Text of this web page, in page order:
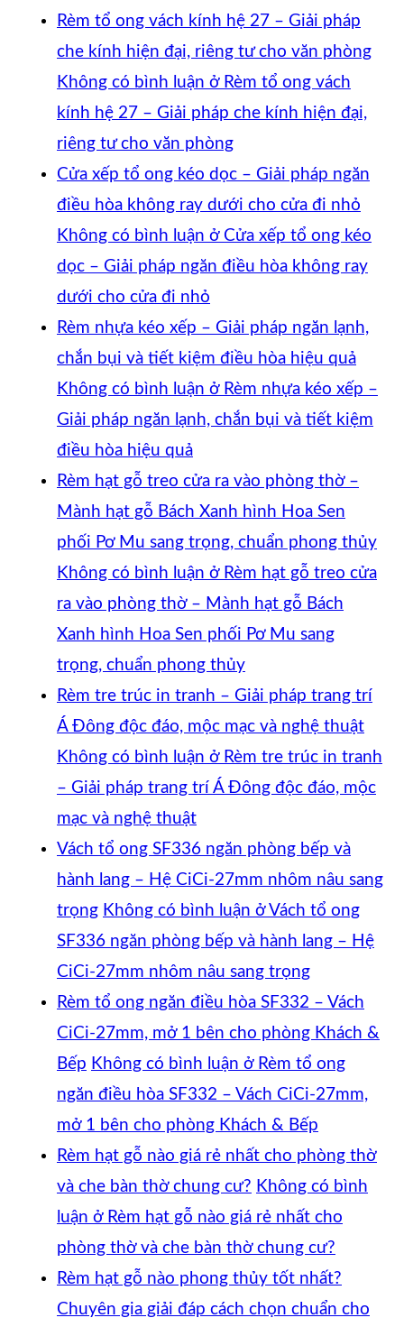
Rèm tổ ong vách kính hệ 27 – Giải pháp
che kính hiện đại, riêng tư cho văn phòng
Không có bình luận ở Rèm tổ ong vách
kính hệ 27 – Giải pháp che kính hiện đại,
riêng tư cho văn phòng
Cửa xếp tổ ong kéo dọc – Giải pháp ngăn
điều hòa không ray dưới cho cửa đi nhỏ
Không có bình luận ở Cửa xếp tổ ong kéo
dọc – Giải pháp ngăn điều hòa không ray
dưới cho cửa đi nhỏ
Rèm nhựa kéo xếp – Giải pháp ngăn lạnh,
chắn bụi và tiết kiệm điều hòa hiệu quả
Không có bình luận ở Rèm nhựa kéo xếp –
Giải pháp ngăn lạnh, chắn bụi và tiết kiệm
điều hòa hiệu quả
Rèm hạt gỗ treo cửa ra vào phòng thờ –
Mành hạt gỗ Bách Xanh hình Hoa Sen
phối Pơ Mu sang trọng, chuẩn phong thủy
Không có bình luận ở Rèm hạt gỗ treo cửa
ra vào phòng thờ – Mành hạt gỗ Bách
Xanh hình Hoa Sen phối Pơ Mu sang
trọng, chuẩn phong thủy
Rèm tre trúc in tranh – Giải pháp trang trí
Á Đông độc đáo, mộc mạc và nghệ thuật
Không có bình luận ở Rèm tre trúc in tranh
– Giải pháp trang trí Á Đông độc đáo, mộc
mạc và nghệ thuật
Vách tổ ong SF336 ngăn phòng bếp và
hành lang – Hệ CiCi-27mm nhôm nâu sang
trọng Không có bình luận ở Vách tổ ong
SF336 ngăn phòng bếp và hành lang – Hệ
CiCi-27mm nhôm nâu sang trọng
Rèm tổ ong ngăn điều hòa SF332 – Vách
CiCi-27mm, mở 1 bên cho phòng Khách &
Bếp Không có bình luận ở Rèm tổ ong
ngăn điều hòa SF332 – Vách CiCi-27mm,
mở 1 bên cho phòng Khách & Bếp
Rèm hạt gỗ nào giá rẻ nhất cho phòng thờ
và che bàn thờ chung cư? Không có bình
luận ở Rèm hạt gỗ nào giá rẻ nhất cho
phòng thờ và che bàn thờ chung cư?
Rèm hạt gỗ nào phong thủy tốt nhất?
Chuyên gia giải đáp cách chọn chuẩn cho